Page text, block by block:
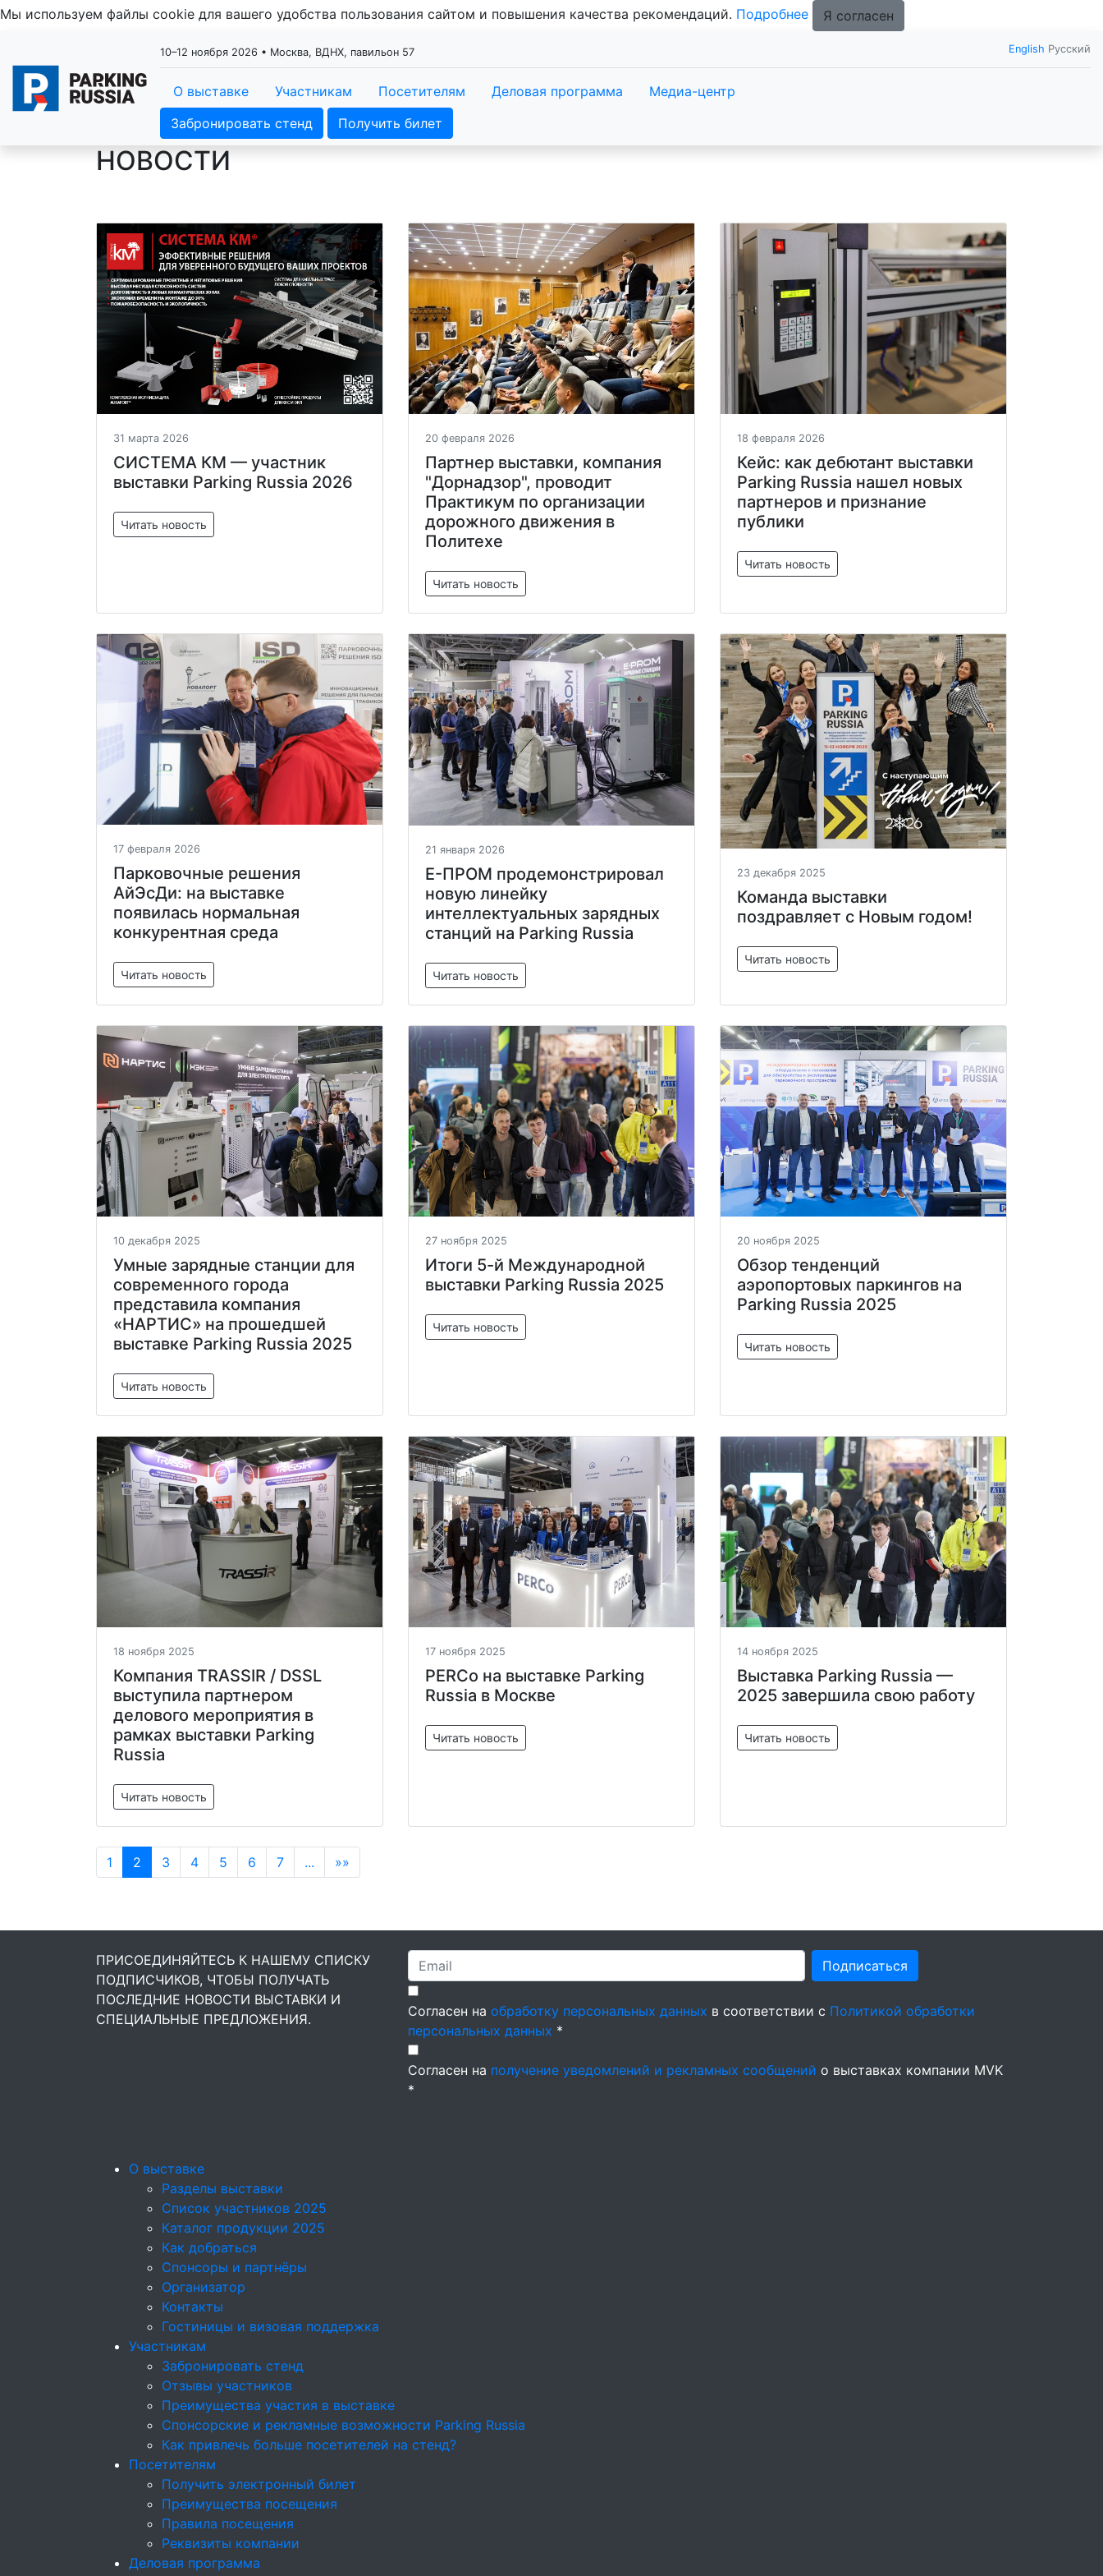
Мы используем файлы cookie для вашего удобства пользования сайтом и повышения качества рекомендаций. Подробнее Я согласен
10–12 ноября 2026 • Москва, ВДНХ, павильон 57 English Русский
О выставке Участникам Посетителям Деловая программа
Медиа-центр
Забронировать стенд
Получить билет
НОВОСТИ
31 марта 2026
СИСТЕМА КМ — участник
выставки Parking Russia 2026
Читать новость
20 февраля 2026
Партнер выставки, компания
"Дорнадзор", проводит
Практикум по организации
дорожного движения в
Политехе
Читать новость
18 февраля 2026
Кейс: как дебютант выставки
Parking Russia нашел новых
партнеров и признание
публики
Читать новость
17 февраля 2026
Парковочные решения
АйЭсДи: на выставке
появилась нормальная
конкурентная среда
Читать новость
21 января 2026
Е-ПРОМ продемонстрировал
новую линейку
интеллектуальных зарядных
станций на Parking Russia
Читать новость
23 декабря 2025
Команда выставки
поздравляет с Новым годом!
Читать новость
10 декабря 2025
Умные зарядные станции для
современного города
представила компания
«НАРТИС» на прошедшей
выставке Parking Russia 2025
Читать новость
27 ноября 2025
Итоги 5-й Международной
выставки Parking Russia 2025
Читать новость
20 ноября 2025
Обзор тенденций
аэропортовых паркингов на
Parking Russia 2025
Читать новость
18 ноября 2025
Компания TRASSIR / DSSL
выступила партнером
делового мероприятия в
рамках выставки Parking
Russia
Читать новость
17 ноября 2025
PERCo на выставке Parking
Russia в Москве
Читать новость
14 ноября 2025
Выставка Parking Russia —
2025 завершила свою работу
Читать новость
1 2 3 4 5 6 7 ... »»
ПРИСОЕДИНЯЙТЕСЬ К НАШЕМУ СПИСКУ
ПОДПИСЧИКОВ, ЧТОБЫ ПОЛУЧАТЬ
ПОСЛЕДНИЕ НОВОСТИ ВЫСТАВКИ И
СПЕЦИАЛЬНЫЕ ПРЕДЛОЖЕНИЯ.
Подписаться
Согласен на обработку персональных данных в соответствии с Политикой обработки
персональных данных *
Согласен на получение уведомлений и рекламных сообщений о выставках компании MVK
*
О выставке
Разделы выставки
Список участников 2025
Каталог продукции 2025
Как добраться
Спонсоры и партнёры
Организатор
Контакты
Гостиницы и визовая поддержка
Участникам
Забронировать стенд
Отзывы участников
Преимущества участия в выставке
Спонсорские и рекламные возможности Parking Russia
Как привлечь больше посетителей на стенд?
Посетителям
Получить электронный билет
Преимущества посещения
Правила посещения
Реквизиты компании
Деловая программа